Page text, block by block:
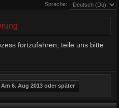
e
Sprache:
fortzufahren, teile uns bitte